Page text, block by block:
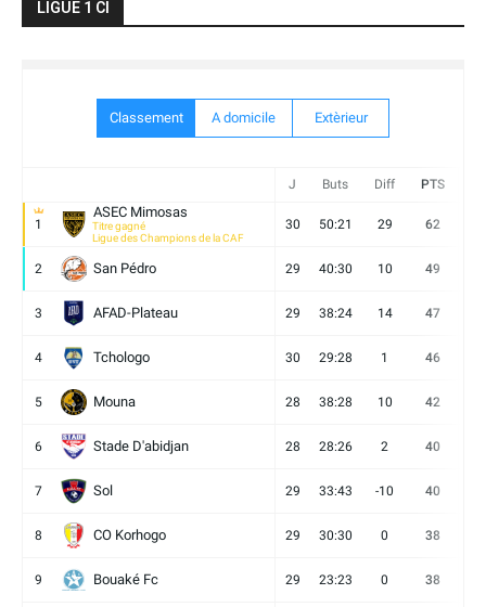
LIGUE 1 CI
Classement A domicile Extèrieur
J Buts Diff PTS
1
ASEC Mimosas
Titre gagné
Ligue des Champions de la CAF
30 50:21 29 62
2 San Pédro 29 40:30 10 49
3 AFAD-Plateau 29 38:24 14 47
4 Tchologo 30 29:28 1 46
5 Mouna 28 38:28 10 42
6 Stade D'abidjan 28 28:26 2 40
7 Sol 29 33:43 -10 40
8 CO Korhogo 29 30:30 0 38
9 Bouaké Fc 29 23:23 0 38